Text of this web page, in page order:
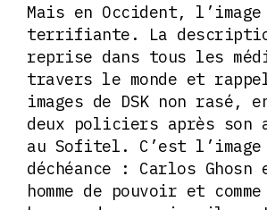
Mais en Occident,
terrifiante. La
reprise dans tous les
travers le monde et
images de DSK non rasé,
deux policiers après son
au Sofitel. C’est l’image
déchéance : Carlos Ghosn
homme de pouvoir et